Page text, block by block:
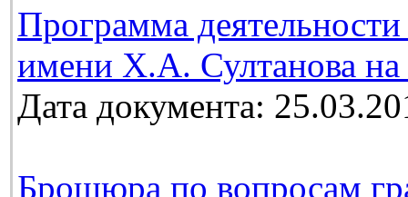
Программа
имени Х.А. Султанова на
Дата документа:
Брошюра по вопросам